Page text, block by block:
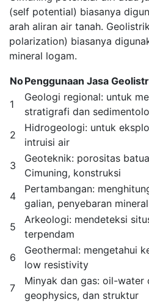
(self potential) biasanya
arah aliran air tanah.
polarization) biasanya
mineral logam.
NoPenggunaan Jasa
1
Geologi regional: untuk
stratigrafi dan
2
Hidrogeologi: untuk
intruisi air
3
Geoteknik: porositas
Cimuning, konstruksi
4
Pertambangan:
galian, penyebaran mineral
5
Arkeologi: mendeteksi
terpendam
6
Geothermal: mengetahui
low resistivity
7
Minyak dan gas: oil-
geophysics, dan struktur